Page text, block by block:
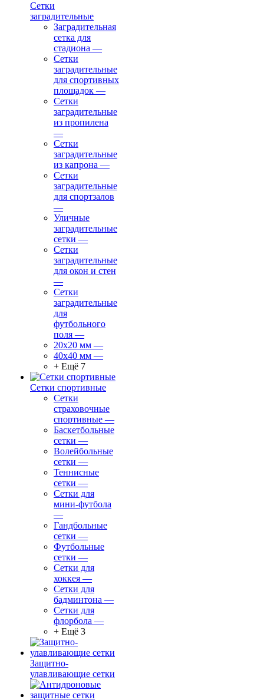
Сетки
заградительные
Заградительная
сетка для
стадиона —
Сетки
заградительные
для спортивных
площадок —
Сетки
заградительные
из пропилена
—
Сетки
заградительные
из капрона —
Сетки
заградительные
для спортзалов
—
Уличные
заградительные
сетки —
Сетки
заградительные
для окон и стен
—
Сетки
заградительные
для
футбольного
поля —
20х20 мм —
40х40 мм —
+ Ещё 7
Сетки спортивные
Сетки
страховочные
спортивные —
Баскетбольные
сетки —
Волейбольные
сетки —
Теннисные
сетки —
Сетки для
мини-футбола
—
Гандбольные
сетки —
Футбольные
сетки —
Сетки для
хоккея —
Сетки для
бадминтона —
Сетки для
флорбола —
+ Ещё 3
Защитно-
улавливающие сетки